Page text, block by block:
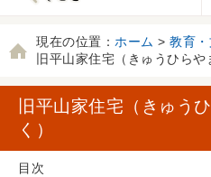
現在の位置： ホーム > 教育
旧平山家住宅（きゅうひらや
旧平山家住宅（きゅう
く）
目次